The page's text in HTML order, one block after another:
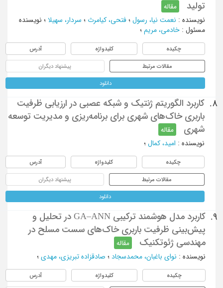
تولید
مقاله
نویسنده: نعمت نیا، رسول ؛ فتحی، کیامرث؛ سردار، سهیلا؛ نویسنده
مسئول : خادمی، مریم؛
چکیده کلیدواژه آدرس
مقالات مرتبط پیشنهاد دیگران
دانلود
8.
کاربرد الگوریتم ژنتیک و شبکه عصبی در ارزیابی ظرفیت
باربری خاک‌های شهری برای برنامه‌ریزی و مدیریت توسعه
شهری
مقاله
نویسنده: امید، کمال ؛
چکیده کلیدواژه آدرس
مقالات مرتبط پیشنهاد دیگران
دانلود
9.
کاربرد مدل هوشمند ترکیبی GA–ANN در تحلیل و
پیش‌بینی ظرفیت باربری خاک‌های سست مسلح در
مهندسی ژئوتکنیک
مقاله
نویسنده: نوای باغبان، محمدسجاد؛ صادقزاده تبریزی، مهدی؛
چکیده کلیدواژه آدرس